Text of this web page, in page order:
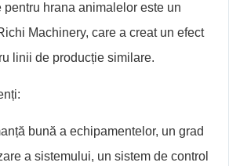
pentru hrana animalelor este un
Machinery, care a creat un efect
linii de producție similare.
bună a echipamentelor, un grad
a sistemului, un sistem de control